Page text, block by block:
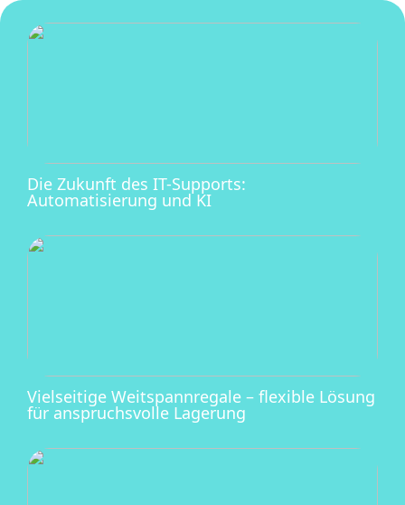
Die Zukunft des IT-Supports:
Automatisierung und KI
Vielseitige Weitspannregale – flexible Lösung
für anspruchsvolle Lagerung